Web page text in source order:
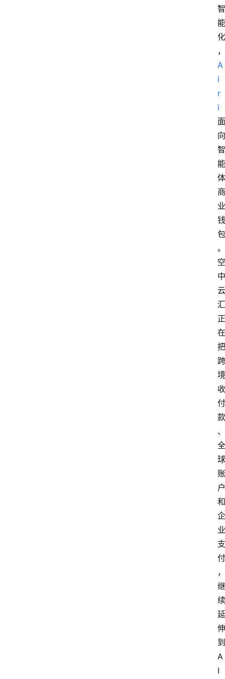
智
能
化
，
A
i
r
i
面
向
智
能
体
商
业
钱
包
。
空
中
云
汇
正
在
把
跨
境
收
付
款
、
全
球
账
户
和
企
业
支
付
，
继
续
延
伸
到
A
I